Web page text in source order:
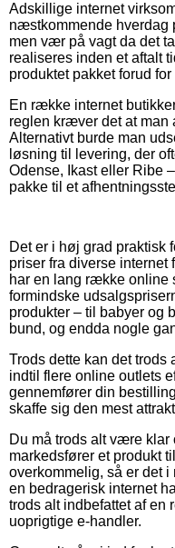
Adskillige internet
næstkommende hverdag
men vær på vagt da det
realiseres inden et aftalt
produktet pakket forud
En række internet
reglen kræver det at man
Alternativt burde man
løsning til levering, der
Odense, Ikast eller Ribe
pakke til et
Det er i høj grad praktisk
priser fra diverse
har en lang række online
formindske
produkter – til babyer og
bund, og endda nogle
Trods dette kan det trods
indtil flere online outlets
gennemfører din
skaffe sig den mest
Du må trods alt være klar
markedsfører et produkt
overkommelig, så er det
en bedragerisk internet
trods alt indbefattet af en
uoprigtige e-handler.